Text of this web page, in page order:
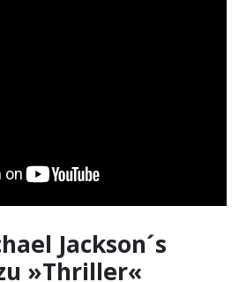
Jackson´s
»Thriller«